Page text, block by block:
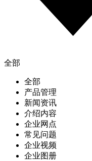
全部
全部
产品管理
新闻资讯
介绍内容
企业网点
常见问题
企业视频
企业图册